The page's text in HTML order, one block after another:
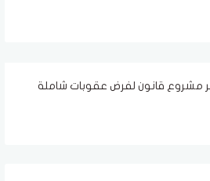
مشروع قانون لفرض عقوبات شاملة